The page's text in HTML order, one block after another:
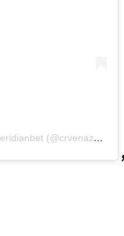
A post shared by KK Crvena zvezda Meridianbet (@crvenazvezdakk)